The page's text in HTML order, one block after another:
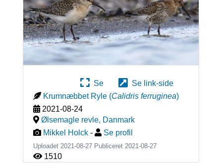
Se
Se link-side
Krumnæbbet Ryle (Calidris ferruginea)
2021-08-24
Ølsemagle revle, Danmark
Mikkel Holck - Se profil
Uploadet 2021-08-27 Publiceret 2021-08-27
1510